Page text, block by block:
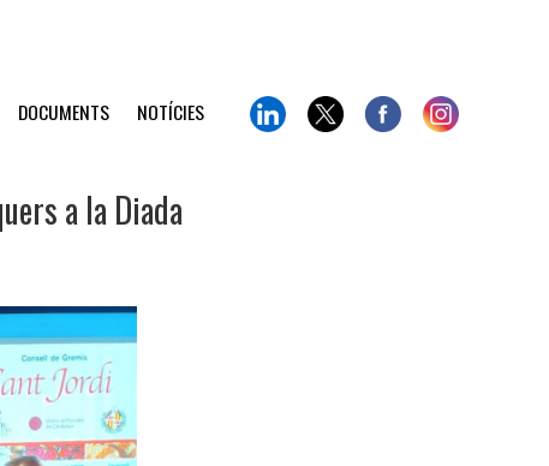
DOCUMENTS NOTÍCIES
a la Diada